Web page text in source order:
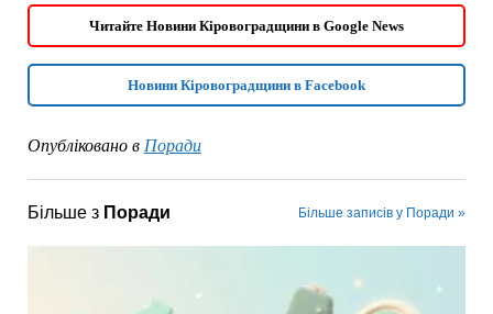
Читайте Новини Кіровоградщини в Google News
Новини Кіровоградщини в Facebook
Опубліковано в Поради
Більше з Поради Більше записів у Поради »